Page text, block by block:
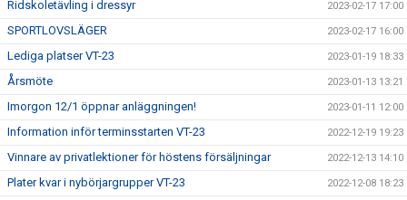
Ridskoletävling i dressyr 2023-02-17 17:00
SPORTLOVSLÄGER 2023-02-17 16:00
Lediga platser VT-23 2023-01-19 18:33
Årsmöte 2023-01-13 13:21
Imorgon 12/1 öppnar anläggningen! 2023-01-11 12:00
Information inför terminsstarten VT-23 2022-12-19 19:23
Vinnare av privatlektioner för höstens försäljningar 2022-12-13 14:10
Plater kvar i nybörjargrupper VT-23 2022-12-08 18:23